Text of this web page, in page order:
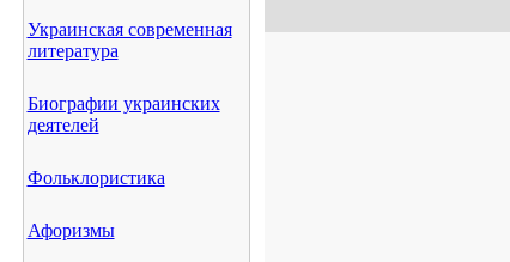
Украинская современная
литература
Биографии украинских
деятелей
Фольклористика
Афоризмы